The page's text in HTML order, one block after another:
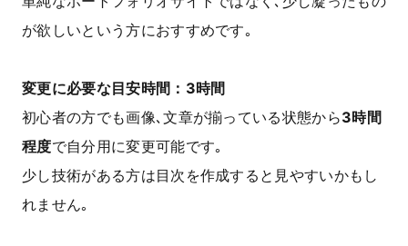
が欲しいという方におすすめです｡
変更に必要な目安時間：3時間
初心者の方でも画像､文章が揃っている状態から3時間
程度で自分用に変更可能です｡
少し技術がある方は目次を作成すると見やすいかもし
れません｡